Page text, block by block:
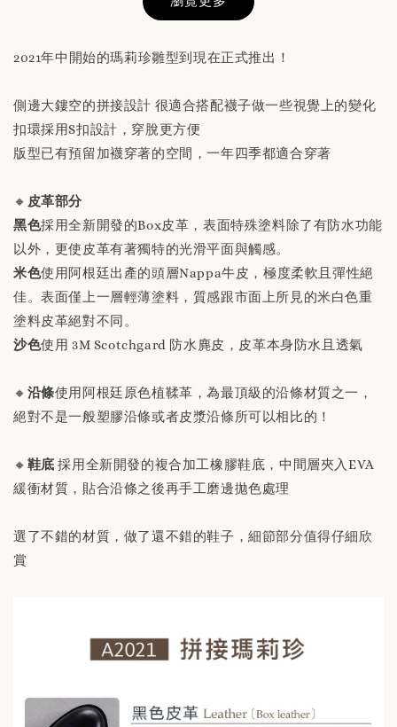
替換用真皮鞋墊 「購買前請務必閱讀商品敘述
說明」
NT$ 230
加入購物車
2021年中開始的瑪莉珍雛型到現在正式推出！
側邊大鏤空的拼接設計 很適合搭配襪子做一些視覺上的變化
扣環採用S扣設計，穿脫更方便
版型已有預留加襪穿著的空間，一年四季都適合穿著
🔸 皮革部分
黑色採用全新開發的Box皮革，表面特殊塗料除了有防水功能
以外，更使皮革有著獨特的光滑平面與觸感。
米色使用阿根廷出產的頭層Nappa牛皮，極度柔軟且彈性絕
佳。表面僅上一層輕薄塗料，質感跟市面上所見的米白色重
塗料皮革絕對不同。
沙色使用 3M Scotchgard 防水麂皮，皮革本身防水且透氣
🔸 沿條使用阿根廷原色植鞣革，為最頂級的沿條材質之一，
絕對不是一般塑膠沿條或者皮漿沿條所可以相比的！
🔸 鞋底 採用全新開發的複合加工橡膠鞋底，中間層夾入EVA
緩衝材質，貼合沿條之後再手工磨邊拋色處理
選了不錯的材質，做了還不錯的鞋子，細節部分值得仔細欣
賞